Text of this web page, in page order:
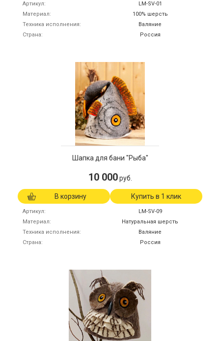
Артикул
LM-SV-01
Материал
100% шерсть
Техника исполнения
Валяние
Страна
Россия
Шапка для бани "Рыба"
10 000 руб.
В корзину Купить в 1 клик
Артикул
LM-SV-09
Материал
Натуральная шерсть
Техника исполнения
Валяние
Страна
Россия